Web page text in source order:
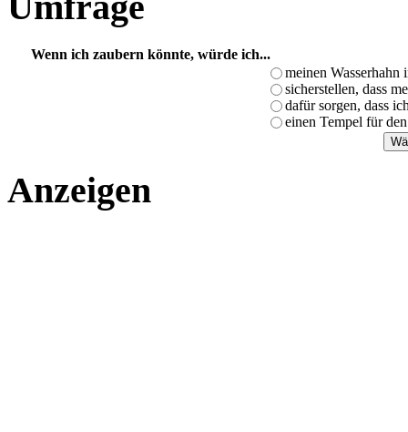
Wenn ich zaubern könnte, würde ich...
meinen
sicherstellen, dass
dafür sorgen, dass
einen Tempel für
Anzeigen